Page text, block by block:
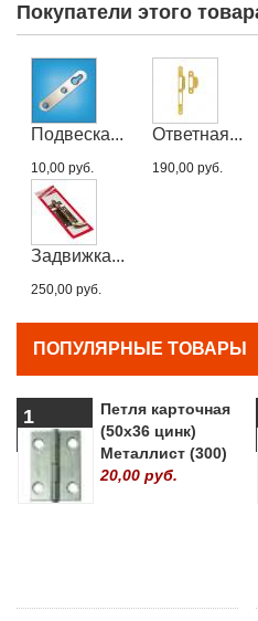
Покупатели этого
Подвеска...
10,00 руб.
Ответная...
190,00 руб.
Задвижка...
250,00 руб.
ПОПУЛЯРНЫЕ ТОВАРЫ
1
Петля карточная
(50х36 цинк)
Металлист (300)
20,00 руб.